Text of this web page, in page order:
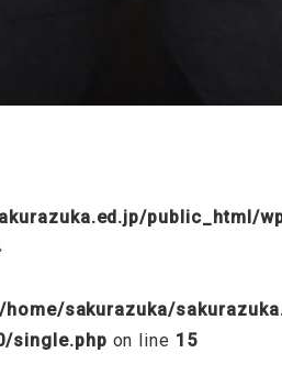
sakurazuka_2020/
public_html/
/home/sakurazuka/
single.php on line 15